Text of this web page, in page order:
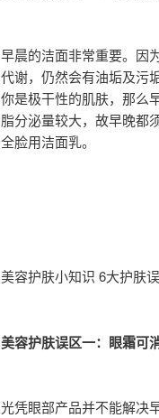
早晨的洁面非常重要。因
代谢，仍然会有油垢及污
你是极干性的肌肤，那么
脂分泌量较大，故早晚都
全脸用洁面乳。
美容护肤小知识 6大护肤
美容护肤误区一：眼霜可
光凭眼部产品并不能解决